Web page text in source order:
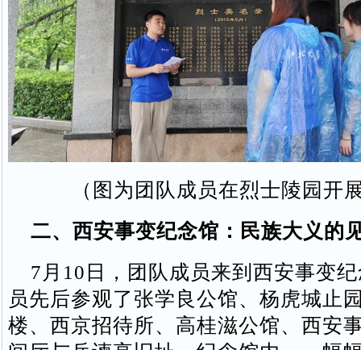
（图为团队成员在烈士陵园开
二、西安事变纪念馆：民族大义的
7月10日，团队成员来到西安事变
员先后参观了张学良公馆、杨虎城止
楼、西京招待所、高桂滋公馆、西安